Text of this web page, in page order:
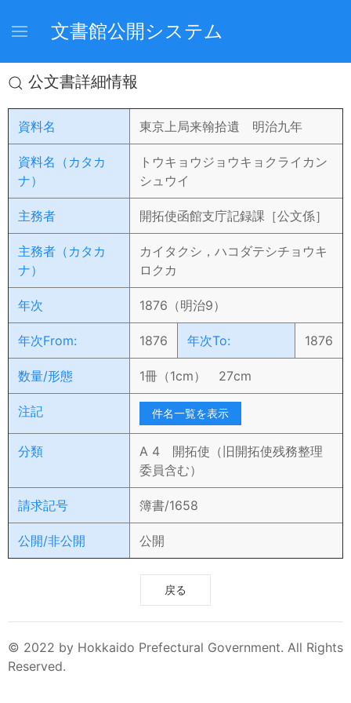
文書館公開システム
公文書詳細情報
資料名 東京上局来翰拾遺 明治九年
資料名（カタカ
ナ）
トウキョウジョウキョクライカン
シュウイ
主務者 開拓使函館支庁記録課［公文係］
主務者（カタカ
ナ）
カイタクシ，ハコダテシチョウキ
ロクカ
年次 1876（明治9）
年次From: 1876 年次To: 1876
数量/形態 1冊（1cm） 27cm
注記 件名一覧を表示
分類
A 4 開拓使（旧開拓使残務整理
委員含む）
請求記号 簿書/1658
公開/非公開 公開
戻る
© 2022 by Hokkaido Prefectural Government. All Rights
Reserved.